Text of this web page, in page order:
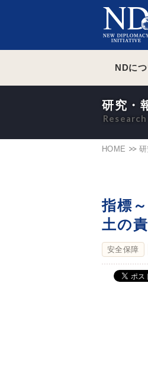
NDに
HOME
研究・
指標
土の
安全保障